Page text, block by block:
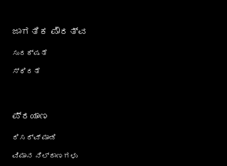
ಜಾಗತಿಕ ಪೌರತ್ವ
ಸುರಕ್ಷತೆ
ಸ್ಥಿರತೆ
ಪ್ರಯಾಣ
ರಿಸರ್ವ್ ಮಾಡಿ
ವಿಮಾನ ನಿಲ್ದಾಣಗಳು